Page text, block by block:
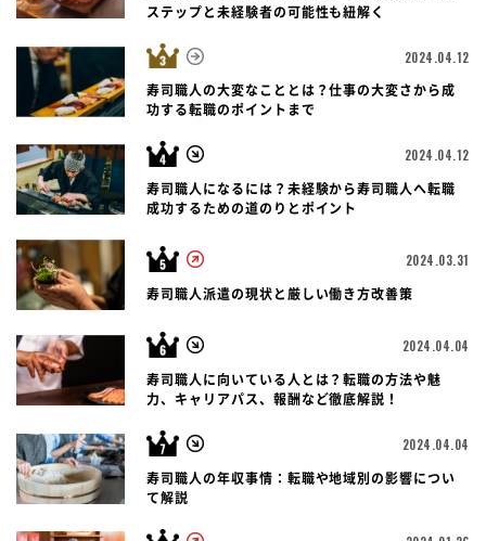
ステップと未経験者の可能性も紐解く
2024.04.12
寿司職人の大変なこととは？仕事の大変さから成
功する転職のポイントまで
2024.04.12
寿司職人になるには？未経験から寿司職人へ転職
成功するための道のりとポイント
2024.03.31
寿司職人派遣の現状と厳しい働き方改善策
2024.04.04
寿司職人に向いている人とは？転職の方法や魅
力、キャリアパス、報酬など徹底解説！
2024.04.04
寿司職人の年収事情：転職や地域別の影響につい
て解説